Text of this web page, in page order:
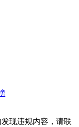
现违规内容，请联